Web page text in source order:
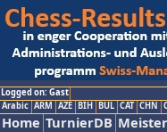
Logged on: Gast
Arabic ARM AZE BIH BUL CAT CHN
Home TurnierDB